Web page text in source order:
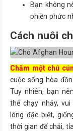
Bạn không
phiền phức
Cách nuôi
Chăm một chú
cuộc sống hòa
Tuy nhiên, bạn
thể chạy nhảy,
lông đặc biệt,
thời gian để chải,